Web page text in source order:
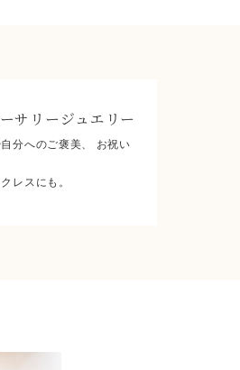
サリー ジュエリー
分へのご褒美、 お祝い
レスにも。